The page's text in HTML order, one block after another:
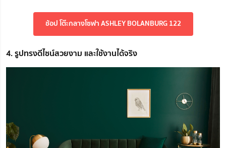
ช้อป โต๊ะกลางโซฟา ASHLEY BOLANBURG 122
4. รูปทรงดีไซน์สวยงาม และใช้งานได้จริง